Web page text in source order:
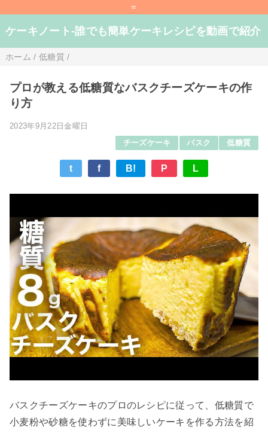
=
ケーキノート-誰でも簡単ケーキレシピを動画で紹介
ホーム / 低糖質 /
プロが教える低糖質なバスクチーズケーキの作
り方
2023年9月22日金曜日
チーズケーキ
バスク 低糖質
t f B! P L
バスクチーズケーキのプロのレシピに従って、低糖質で
小麦粉や砂糖を使わずに美味しいケーキを作る方法を紹